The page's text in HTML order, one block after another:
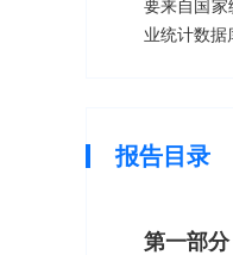
要来自国家
业统计数据
报告目录
第一部分